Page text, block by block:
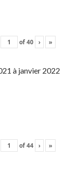
of40 › »
à janvier 2022
of44 › »